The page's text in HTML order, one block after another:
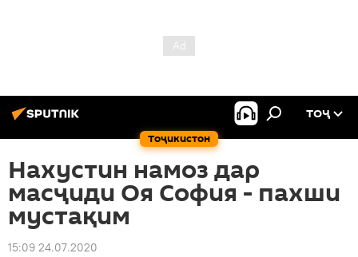
Тоҷикистон
ТОҶ
Нахустин намоз дар
масҷиди Оя София - пахши
мустақим
15:09 24.07.2020